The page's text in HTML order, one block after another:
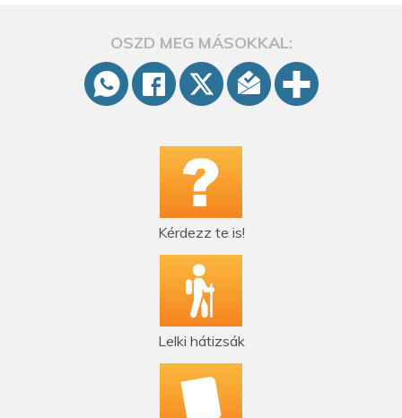
OSZD MEG MÁSOKKAL:
Kérdezz te is!
Lelki hátizsák